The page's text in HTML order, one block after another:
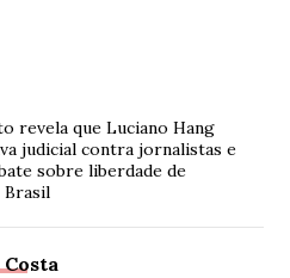
revela que Luciano Hang
judicial contra jornalistas e
sobre liberdade de
Brasil